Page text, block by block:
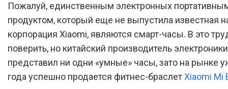
Первые «умные» часы
выйдут на рынок во
половине 2016 года
Пожалуй, единственным электронных
продуктом, который еще не выпустила известная
корпорация Xiaomi, являются смарт-часы. В это
поверить, но китайский производитель
представил ни одни «умные» часы, зато на рынке
года успешно продается фитнес-браслетXiaomi Mi